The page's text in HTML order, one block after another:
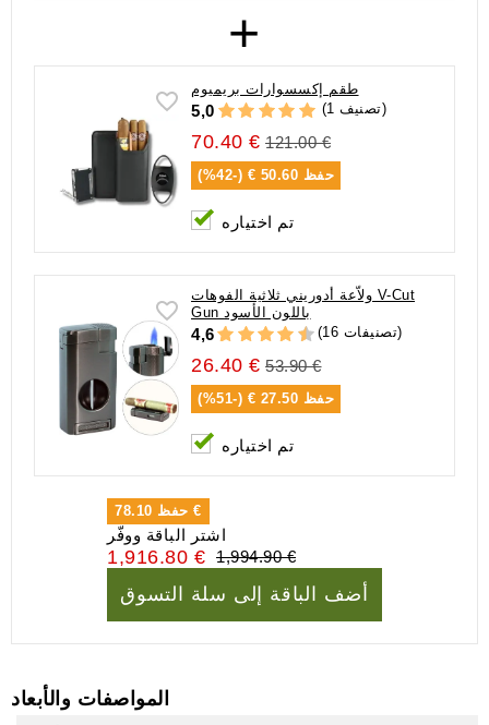
+
طقم إكسسوارات بريميوم
5,0 (1 تصنيف)
70.40 € 121.00 €
حفظ 50.60 € (-42%)
تم اختياره
ولاّعة أدوريني ثلاثية الفوهات V-Cut
Gun باللون الأسود
4,6 (16 تصنيفات)
26.40 € 53.90 €
حفظ 27.50 € (-51%)
تم اختياره
حفظ 78.10 €
اشتر الباقة ووفّر
1,916.80 € 1,994.90 €
أضف الباقة إلى سلة التسوق
المواصفات والأبعاد